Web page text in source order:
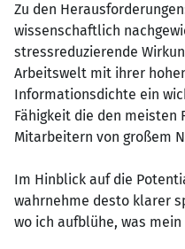
Zu den
wissenschaftlich
stressreduzierende
Arbeitswelt mit ihrer
Informationsdichte ein
Fähigkeit die den meisten
Mitarbeitern von großem
Im Hinblick auf die
wahrnehme desto klarer
wo ich aufblühe, was